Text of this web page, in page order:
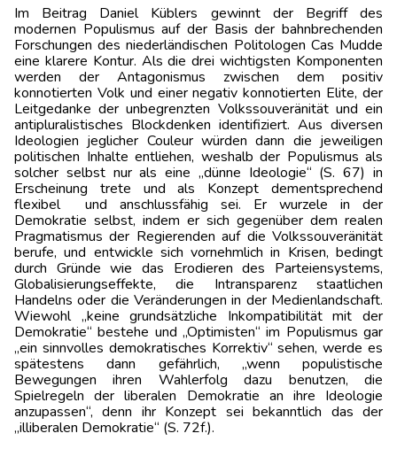
Im Beitrag Daniel Küblers gewinnt der Begriff des
modernen Populismus auf der Basis der bahnbrechenden
Forschungen des niederländischen Politologen Cas Mudde
eine klarere Kontur. Als die drei wichtigsten Komponenten
werden der Antagonismus zwischen dem positiv
konnotierten Volk und einer negativ konnotierten Elite, der
Leitgedanke der unbegrenzten Volkssouveränität und ein
antipluralistisches Blockdenken identifiziert. Aus diversen
Ideologien jeglicher Couleur würden dann die jeweiligen
politischen Inhalte entliehen, weshalb der Populismus als
solcher selbst nur als eine „dünne Ideologie“ (S. 67) in
Erscheinung trete und als Konzept dementsprechend
flexibel und anschlussfähig sei. Er wurzele in der
Demokratie selbst, indem er sich gegenüber dem realen
Pragmatismus der Regierenden auf die Volkssouveränität
berufe, und entwickle sich vornehmlich in Krisen, bedingt
durch Gründe wie das Erodieren des Parteiensystems,
Globalisierungseffekte, die Intransparenz staatlichen
Handelns oder die Veränderungen in der Medienlandschaft.
Wiewohl „keine grundsätzliche Inkompatibilität mit der
Demokratie“ bestehe und „Optimisten“ im Populismus gar
„ein sinnvolles demokratisches Korrektiv“ sehen, werde es
spätestens dann gefährlich, „wenn populistische
Bewegungen ihren Wahlerfolg dazu benutzen, die
Spielregeln der liberalen Demokratie an ihre Ideologie
anzupassen“, denn ihr Konzept sei bekanntlich das der
„illiberalen Demokratie“ (S. 72f.).